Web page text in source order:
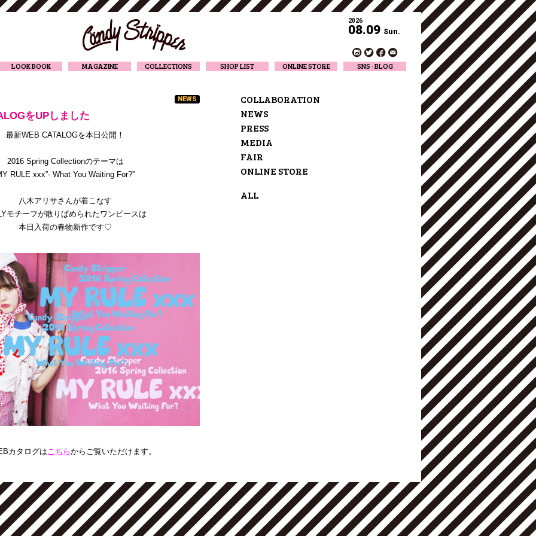
2026
08.09 Sun.
LOOK BOOK MAGAZINE COLLECTIONS SHOP LIST ONLINE STORE SNS · BLOG
NEWS
をUPしました
最新WEB CATALOGを本日公開！
2016 Spring Collectionのテーマは
RULE xxx”- What You Waiting For?”
八木アリサさんが着こなす
モチーフが散りばめられたワンピースは
本日入荷の春物新作です♡
カタログは こちらからご覧いただけます。
COLLABORATION
NEWS
PRESS
MEDIA
FAIR
ONLINE STORE
ALL